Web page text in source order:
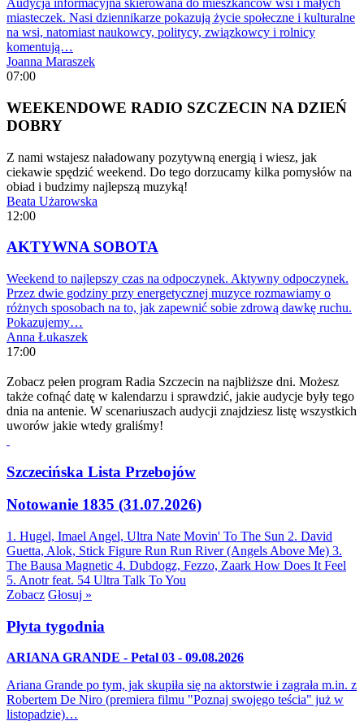
Audycja informacyjna skierowana do mieszkańców wsi i małych
miasteczek. Nasi dziennikarze pokazują życie społeczne i kulturalne
na wsi, natomiast naukowcy, politycy, związkowcy i rolnicy
komentują…
Joanna Maraszek
07:00
WEEKENDOWE RADIO SZCZECIN NA DZIEŃ
DOBRY
Z nami wstajesz naładowany pozytywną energią i wiesz, jak
ciekawie spędzić weekend. Do tego dorzucamy kilka pomysłów na
obiad i budzimy najlepszą muzyką!
Beata Użarowska
12:00
AKTYWNA SOBOTA
Weekend to najlepszy czas na odpoczynek. Aktywny odpoczynek.
Przez dwie godziny przy energetycznej muzyce rozmawiamy o
różnych sposobach na to, jak zapewnić sobie zdrową dawkę ruchu.
Pokazujemy…
Anna Łukaszek
17:00
Zobacz pełen program Radia Szczecin na najbliższe dni. Możesz
także cofnąć datę w kalendarzu i sprawdzić, jakie audycje były tego
dnia na antenie. W scenariuszach audycji znajdziesz listę wszystkich
uworów jakie wtedy graliśmy!
Szczecińska Lista Przebojów
Notowanie 1835 (31.07.2026)
1. Hugel, Imael Angel, Ultra Nate Movin' To The Sun 2. David
Guetta, Alok, Stick Figure Run Run River (Angels Above Me) 3.
The Bausa Magnetic 4. Dubdogz, Fezzo, Zaark How Does It Feel
5. Anotr feat. 54 Ultra Talk To You
Zobacz Głosuj »
Płyta tygodnia
ARIANA GRANDE - Petal 03 - 09.08.2026
Ariana Grande po tym, jak skupiła się na aktorstwie i zagrała m.in. z
Robertem De Niro (premiera filmu "Poznaj swojego teścia" już w
listopadzie)…